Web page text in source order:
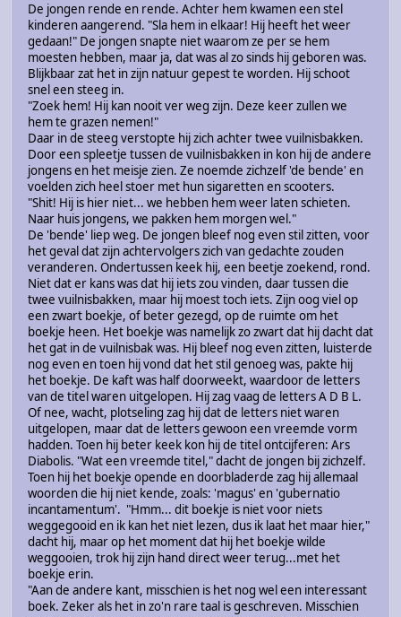
De jongen rende en rende. Achter hem kwamen een stel
kinderen aangerend. "Sla hem in elkaar! Hij heeft het weer
gedaan!" De jongen snapte niet waarom ze per se hem
moesten hebben, maar ja, dat was al zo sinds hij geboren was.
Blijkbaar zat het in zijn natuur gepest te worden. Hij schoot
snel een steeg in.
"Zoek hem! Hij kan nooit ver weg zijn. Deze keer zullen we
hem te grazen nemen!"
Daar in de steeg verstopte hij zich achter twee vuilnisbakken.
Door een spleetje tussen de vuilnisbakken in kon hij de andere
jongens en het meisje zien. Ze noemde zichzelf 'de bende' en
voelden zich heel stoer met hun sigaretten en scooters.
"Shit! Hij is hier niet... we hebben hem weer laten schieten.
Naar huis jongens, we pakken hem morgen wel."
De 'bende' liep weg. De jongen bleef nog even stil zitten, voor
het geval dat zijn achtervolgers zich van gedachte zouden
veranderen. Ondertussen keek hij, een beetje zoekend, rond.
Niet dat er kans was dat hij iets zou vinden, daar tussen die
twee vuilnisbakken, maar hij moest toch iets. Zijn oog viel op
een zwart boekje, of beter gezegd, op de ruimte om het
boekje heen. Het boekje was namelijk zo zwart dat hij dacht dat
het gat in de vuilnisbak was. Hij bleef nog even zitten, luisterde
nog even en toen hij vond dat het stil genoeg was, pakte hij
het boekje. De kaft was half doorweekt, waardoor de letters
van de titel waren uitgelopen. Hij zag vaag de letters A D B L.
Of nee, wacht, plotseling zag hij dat de letters niet waren
uitgelopen, maar dat de letters gewoon een vreemde vorm
hadden. Toen hij beter keek kon hij de titel ontcijferen: Ars
Diabolis. "Wat een vreemde titel," dacht de jongen bij zichzelf.
Toen hij het boekje opende en doorbladerde zag hij allemaal
woorden die hij niet kende, zoals: 'magus' en 'gubernatio
incantamentum'. "Hmm... dit boekje is niet voor niets
weggegooid en ik kan het niet lezen, dus ik laat het maar hier,"
dacht hij, maar op het moment dat hij het boekje wilde
weggooien, trok hij zijn hand direct weer terug...met het
boekje erin.
"Aan de andere kant, misschien is het nog wel een interessant
boek. Zeker als het in zo'n rare taal is geschreven. Misschien